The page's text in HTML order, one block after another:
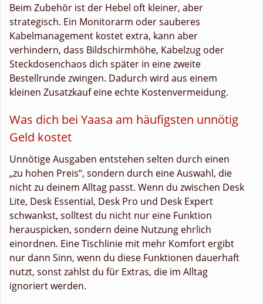
Beim Zubehör ist der Hebel oft kleiner, aber
strategisch. Ein Monitorarm oder sauberes
Kabelmanagement kostet extra, kann aber
verhindern, dass Bildschirmhöhe, Kabelzug oder
Steckdosenchaos dich später in eine zweite
Bestellrunde zwingen. Dadurch wird aus einem
kleinen Zusatzkauf eine echte Kostenvermeidung.
Was dich bei Yaasa am häufigsten unnötig
Geld kostet
Unnötige Ausgaben entstehen selten durch einen
„zu hohen Preis“, sondern durch eine Auswahl, die
nicht zu deinem Alltag passt. Wenn du zwischen Desk
Lite, Desk Essential, Desk Pro und Desk Expert
schwankst, solltest du nicht nur eine Funktion
herauspicken, sondern deine Nutzung ehrlich
einordnen. Eine Tischlinie mit mehr Komfort ergibt
nur dann Sinn, wenn du diese Funktionen dauerhaft
nutzt, sonst zahlst du für Extras, die im Alltag
ignoriert werden.